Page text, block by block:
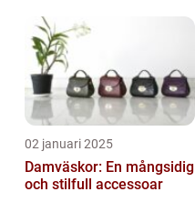
02 januari 2025
Damväskor: En mångsidig
och stilfull accessoar